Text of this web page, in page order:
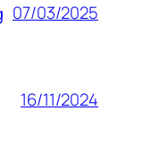
07/03/2025
16/11/2024